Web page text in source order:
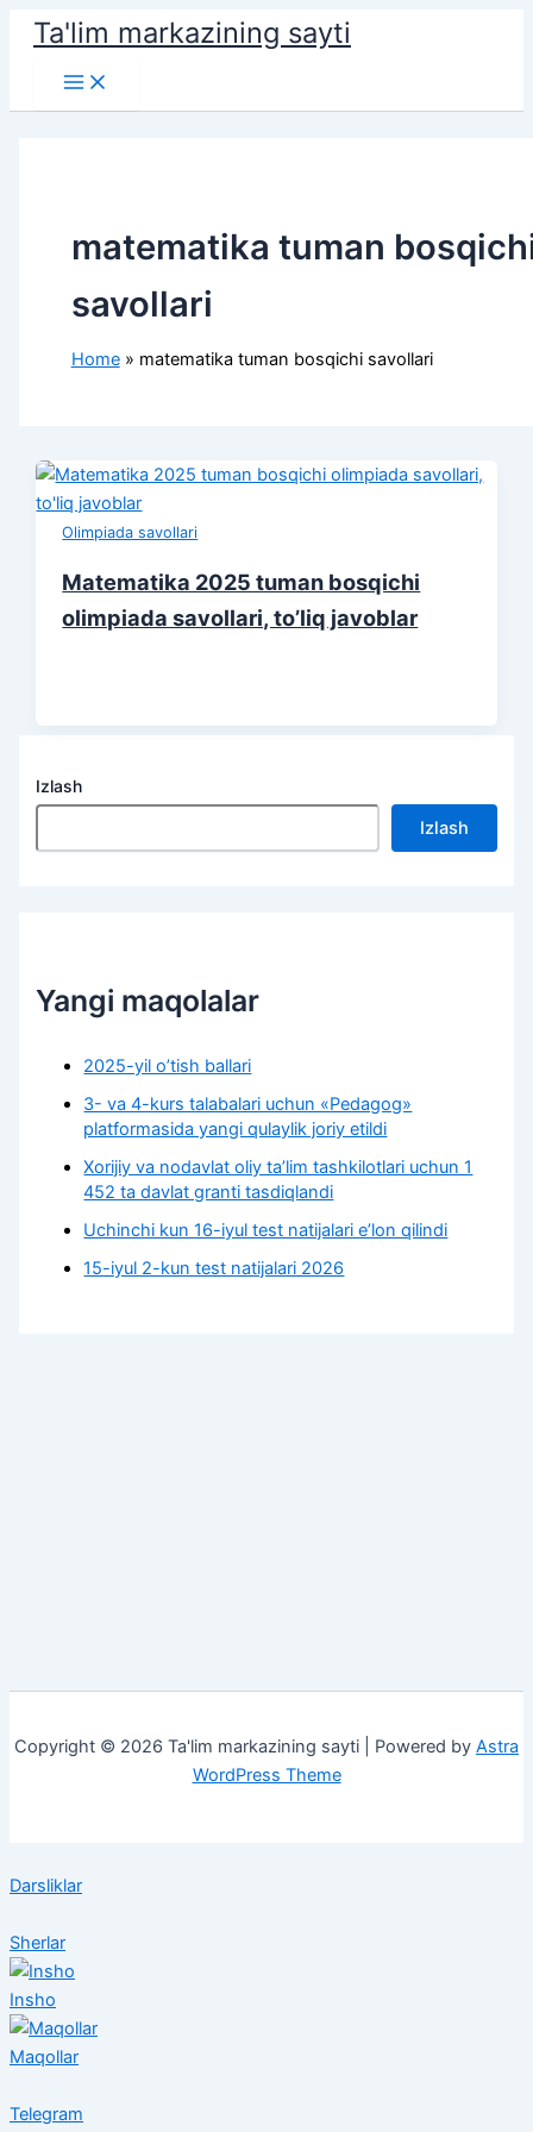
Skip
content
Ta'lim markazining sayti
Main
Menu
matematika tuman
savollari
Home matematika tuman bosqichi savollari
Olimpiada savollari
Matematika 2025 tuman bosqichi
olimpiada savollari, to’liq javoblar
Izlash
Izlash
Yangi maqolalar
2025-yil o’tish ballari
3- va 4-kurs talabalari uchun «Pedagog»
platformasida yangi qulaylik joriy etildi
Xorijiy va nodavlat oliy taʼlim tashkilotlari uchun 1
452 ta davlat granti tasdiqlandi
Uchinchi kun 16-iyul test natijalari e’lon qilindi
15-iyul 2-kun test natijalari 2026
Copyright © 2026 Ta'lim markazining sayti | Powered by Astra
WordPress Theme
Darsliklar
Sherlar
Insho
Maqollar
Telegram